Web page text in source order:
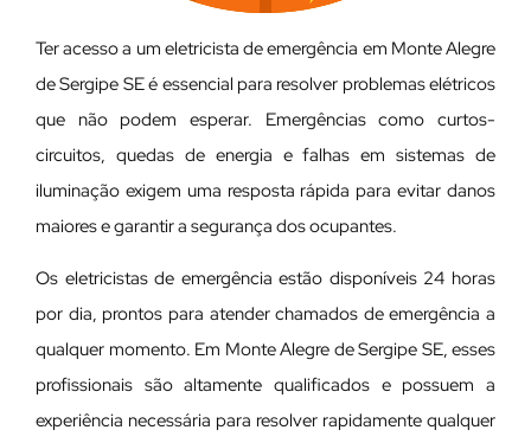
Ter acesso a um eletricista de emergência em Monte Alegre
de Sergipe SE é essencial para resolver problemas elétricos
que não podem esperar. Emergências como curtos-
circuitos, quedas de energia e falhas em sistemas de
iluminação exigem uma resposta rápida para evitar danos
maiores e garantir a segurança dos ocupantes.
Os eletricistas de emergência estão disponíveis 24 horas
por dia, prontos para atender chamados de emergência a
qualquer momento. Em Monte Alegre de Sergipe SE, esses
profissionais são altamente qualificados e possuem a
experiência necessária para resolver rapidamente qualquer